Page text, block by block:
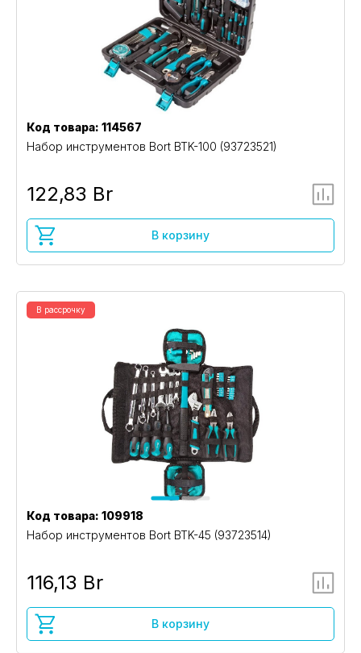
Код товара: 114567
Набор инструментов Bort BTK-100 (93723521)
122,83 Br
В корзину
В рассрочку
Код товара: 109918
Набор инструментов Bort BTK-45 (93723514)
116,13 Br
В корзину